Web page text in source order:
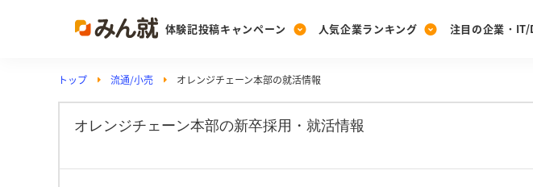
体験記投稿キャンペーン
Post
投稿する
[27卒] 本選考体験
人気企業ランキング
Ranking
ランキングを見る
注目の企業・IT/
PickUp
注目の企業特集
28卒 IT・DX企業
トップ 流通/小売 オレンジチェーン本部の就活情報
オレンジチェーン本部の新卒採用・就活情報